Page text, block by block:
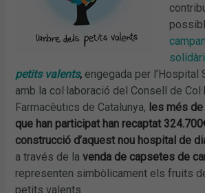
petits valents, engegada per l’Hospital
amb la col·laboració del Consell de
Farmacèutics de Catalunya, les més
que han participat han recaptat
construcció d’aquest nou hospital de
a través de lavenda de capsetes de
representen simbòlicament els fruits
petits valents.